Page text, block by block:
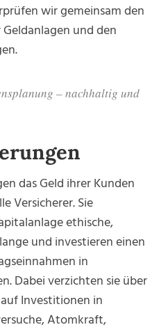
wir gemeinsam den
und den
– nachhaltig und
das Geld ihrer Kunden
Versicherer. Sie
ethische,
und investieren einen
in
Dabei verzichten sie über
Investitionen in
Atomkraft,